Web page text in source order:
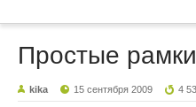
Простые
kika 15 сентября 2009 4